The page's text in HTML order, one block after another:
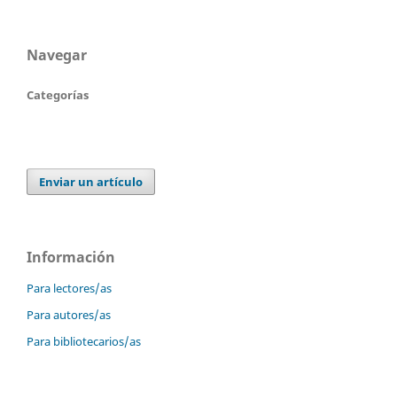
Navegar
Categorías
Enviar un artículo
Información
Para lectores/as
Para autores/as
Para bibliotecarios/as